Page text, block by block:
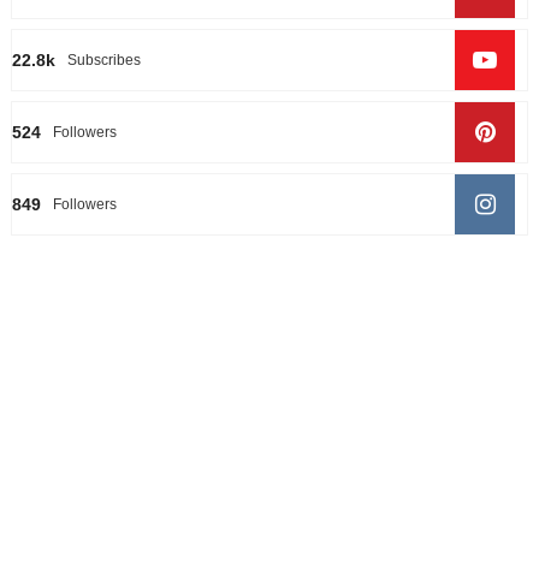
22.8k Subscribes
524 Followers
849 Followers